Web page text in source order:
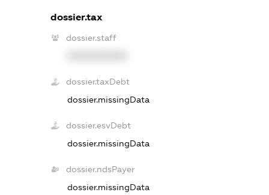
dossier.tax
dossier.staff
dossier.taxDebt
dossier.missingData
dossier.esvDebt
dossier.missingData
dossier.ndsPayer
dossier.missingData